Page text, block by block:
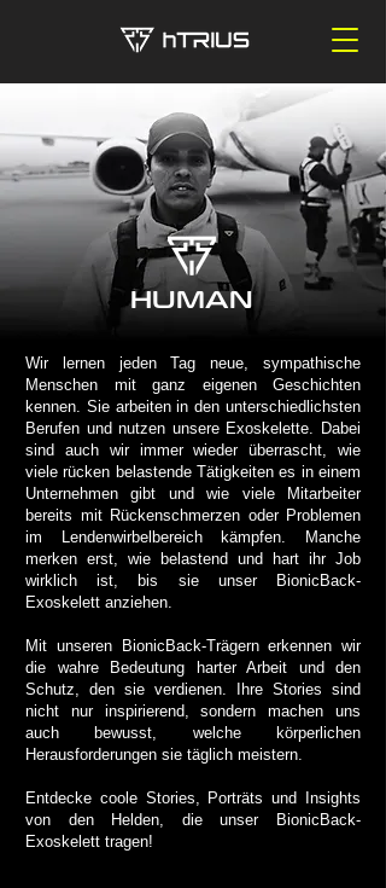
HUMAN
Wir lernen jeden Tag neue, sympathische
Menschen mit ganz eigenen Geschichten
kennen. Sie arbeiten in den unterschiedlichsten
Berufen und nutzen unsere Exoskelette. Dabei
sind auch wir immer wieder überrascht, wie
viele rücken belastende Tätigkeiten es in einem
Unternehmen gibt und wie viele Mitarbeiter
bereits mit Rückenschmerzen oder Problemen
im Lendenwirbelbereich kämpfen. Manche
merken erst, wie belastend und hart ihr Job
wirklich ist, bis sie unser BionicBack-
Exoskelett anziehen.
Mit unseren BionicBack-Trägern erkennen wir
die wahre Bedeutung harter Arbeit und den
Schutz, den sie verdienen. Ihre Stories sind
nicht nur inspirierend, sondern machen uns
auch bewusst, welche körperlichen
Herausforderungen sie täglich meistern.
Entdecke coole Stories, Porträts und Insights
von den Helden, die unser BionicBack-
Exoskelett tragen!